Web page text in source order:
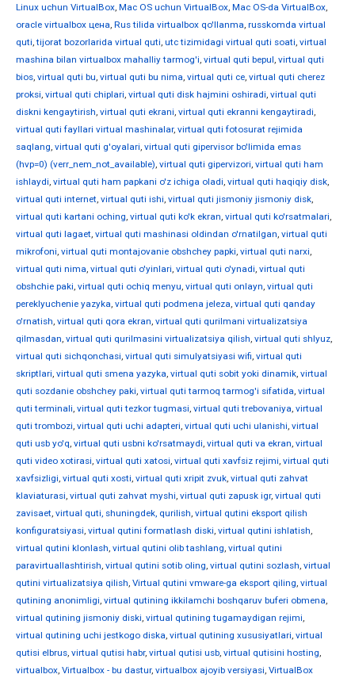
Linux uchun VirtualBox, Mac OS uchun VirtualBox, Mac OS-da VirtualBox,
oracle virtualbox цена, Rus tilida virtualbox qo'llanma, russkomda virtual
quti,tijorat bozorlarida virtual quti, utc tizimidagi virtual quti soati, virtual
mashina bilan virtualbox mahalliy tarmog'i, virtual quti bepul, virtual quti
bios, virtual quti bu, virtual quti bu nima, virtual quti ce, virtual quti cherez
proksi, virtual quti chiplari, virtual quti disk hajmini oshiradi, virtual quti
diskni kengaytirish, virtual quti ekrani, virtual quti ekranni kengaytiradi,
virtual quti fayllari virtual mashinalar, virtual quti fotosurat rejimida
saqlang, virtual quti g'oyalari, virtual quti gipervisor bo'limida emas
(hvp=0) (verr_nem_not_available), virtual quti gipervizori, virtual quti ham
ishlaydi, virtual quti ham papkani o'z ichiga oladi, virtual quti haqiqiy disk,
virtual quti internet, virtual quti ishi, virtual quti jismoniy jismoniy disk,
virtual quti kartani oching, virtual quti ko'k ekran, virtual quti ko'rsatmalari,
virtual quti lagaet, virtual quti mashinasi oldindan o'rnatilgan, virtual quti
mikrofoni, virtual quti montajovanie obshchey papki, virtual quti narxi,
virtual quti nima, virtual quti o'yinlari, virtual quti o'ynadi, virtual quti
obshchie paki, virtual quti ochiq menyu, virtual quti onlayn, virtual quti
pereklyuchenie yazyka, virtual quti podmena jeleza, virtual quti qanday
o'rnatish, virtual quti qora ekran, virtual quti qurilmani virtualizatsiya
qilmasdan, virtual quti qurilmasini virtualizatsiya qilish, virtual quti shlyuz,
virtual quti sichqonchasi, virtual quti simulyatsiyasi wifi, virtual quti
skriptlari, virtual quti smena yazyka, virtual quti sobit yoki dinamik, virtual
quti sozdanie obshchey paki, virtual quti tarmoq tarmog'i sifatida, virtual
quti terminali, virtual quti tezkor tugmasi, virtual quti trebovaniya, virtual
quti trombozi, virtual quti uchi adapteri, virtual quti uchi ulanishi, virtual
quti usb yo'q, virtual quti usbni ko'rsatmaydi, virtual quti va ekran, virtual
quti video xotirasi, virtual quti xatosi, virtual quti xavfsiz rejimi, virtual quti
xavfsizligi, virtual quti xosti, virtual quti xripit zvuk, virtual quti zahvat
klaviaturasi, virtual quti zahvat myshi, virtual quti zapusk igr, virtual quti
zavisaet, virtual quti, shuningdek, qurilish, virtual qutini eksport qilish
konfiguratsiyasi, virtual qutini formatlash diski, virtual qutini ishlatish,
virtual qutini klonlash, virtual qutini olib tashlang, virtual qutini
paravirtuallashtirish, virtual qutini sotib oling, virtual qutini sozlash, virtual
qutini virtualizatsiya qilish, Virtual qutini vmware-ga eksport qiling, virtual
qutining anonimligi, virtual qutining ikkilamchi boshqaruv buferi obmena,
virtual qutining jismoniy diski, virtual qutining tugamaydigan rejimi,
virtual qutining uchi jestkogo diska, virtual qutining xususiyatlari, virtual
qutisi elbrus, virtual qutisi habr, virtual qutisi usb, virtual qutisini hosting,
virtualbox, Virtualbox - bu dastur, virtualbox ajoyib versiyasi, VirtualBox